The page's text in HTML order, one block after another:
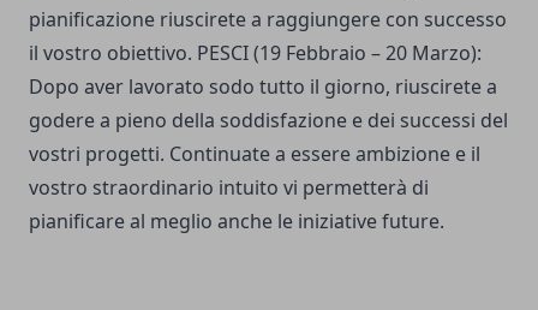
pianificazione riuscirete a raggiungere con successo
il vostro obiettivo. PESCI (19 Febbraio – 20 Marzo):
Dopo aver lavorato sodo tutto il giorno, riuscirete a
godere a pieno della soddisfazione e dei successi del
vostri progetti. Continuate a essere ambizione e il
vostro straordinario intuito vi permetterà di
pianificare al meglio anche le iniziative future.